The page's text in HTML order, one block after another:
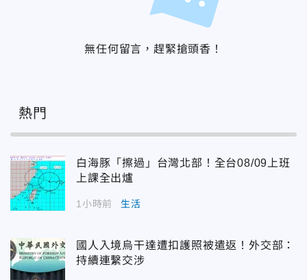
無任何留言，趕緊搶頭香！
熱門
白海豚「擦過」台灣北部！全台08/09上班
上課全出爐
1小時前 生活
國人入境烏干達遭扣護照被遣返！外交部：
持續連繫交涉